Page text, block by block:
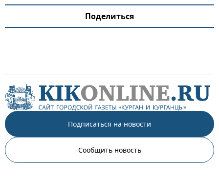
Поделиться
Подписаться на новости
Сообщить новость